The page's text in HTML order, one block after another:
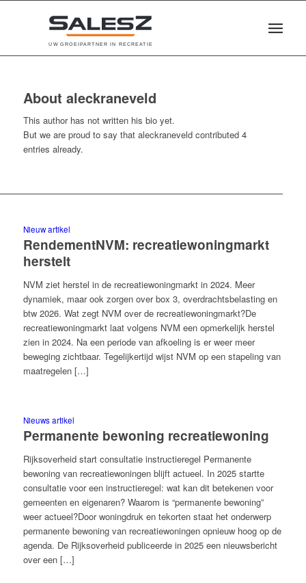
U W G RO E PA RT N E R N R EC R EAT E
About aleckraneveld
This author has not written his bio yet.
But we are proud to say that aleckraneveldcontributed 4
entries already.
Nieuw artikel
RendementNVM: recreatiewoningmarkt
herstelt
NVM ziet herstel in de recreatiewoningmarkt in 2024. Meer
dynamiek, maar ook zorgen over box 3, overdrachtsbelasting en
btw 2026. Wat zegt NVM over de recreatiewoningmarkt?De
recreatiewoningmarkt laat volgens NVM een opmerkelijk herstel
zien in 2024. Na een periode van afkoeling is er weer meer
beweging zichtbaar. Tegelijkertijd wijst NVM op een stapeling van
maatregelen […]
Nieuws artikel
Permanente bewoning recreatiewoning
Rijksoverheid start consultatie instructieregel Permanente
bewoning van recreatiewoningen blijft actueel. In 2025 startte
consultatie voor een instructieregel: wat kan dit betekenen voor
gemeenten en eigenaren? Waarom is “permanente bewoning”
weer actueel?Door woningdruk en tekorten staat het onderwerp
permanente bewoning van recreatiewoningen opnieuw hoog op de
agenda. De Rijksoverheid publiceerde in 2025 een nieuwsbericht
over een […]